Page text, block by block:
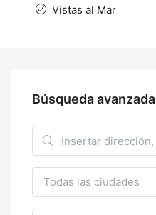
Vistas al Mar
Búsqueda avanzada
Todas las ciudades